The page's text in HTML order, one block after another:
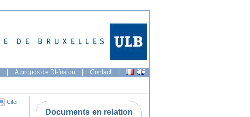
| À propos de DI-fusion | Contact |
Citer
Documents en relation